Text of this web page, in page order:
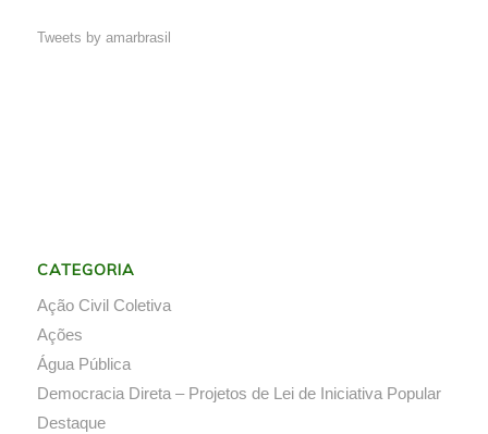
Tweets by amarbrasil
CATEGORIA
Ação Civil Coletiva
Ações
Água Pública
Democracia Direta – Projetos de Lei de Iniciativa Popular
Destaque